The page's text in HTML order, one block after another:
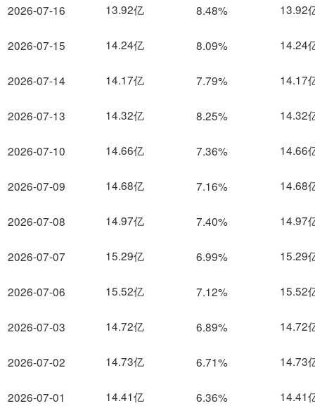
2026-07-16
2026-07-15
2026-07-14
2026-07-13
2026-07-10
2026-07-09
2026-07-08
2026-07-07
2026-07-06
2026-07-03
2026-07-02
2026-07-01
13.92亿 8.48% 13.92
14.24亿 8.09% 14.24
14.17亿 7.79% 14.17
14.32亿 8.25% 14.32
14.66亿 7.36% 14.66
14.68亿 7.16% 14.68
14.97亿 7.40% 14.97
15.29亿 6.99% 15.29
15.52亿 7.12% 15.52
14.72亿 6.89% 14.72
14.73亿 6.71% 14.73
14.41亿 6.36% 14.41